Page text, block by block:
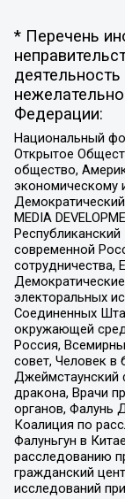
* Перечень
Федерации:
Национальный
Открытое
общество,
экономическому
MEDIA
современной
сотрудничества,
электоральных
Соединенных
окружающей
Россия,
совет, Человек
Джеймстаунский
дракона, Врачи
органов, Фалунь
Коалиция по
Фалуньгун в
расследованию
гражданский
исследований